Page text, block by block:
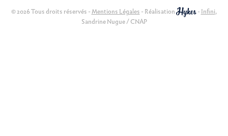
© 2026 Tous droits réservés -Mentions Légales - Réalisation - Infini,
Sandrine Nugue / CNAP